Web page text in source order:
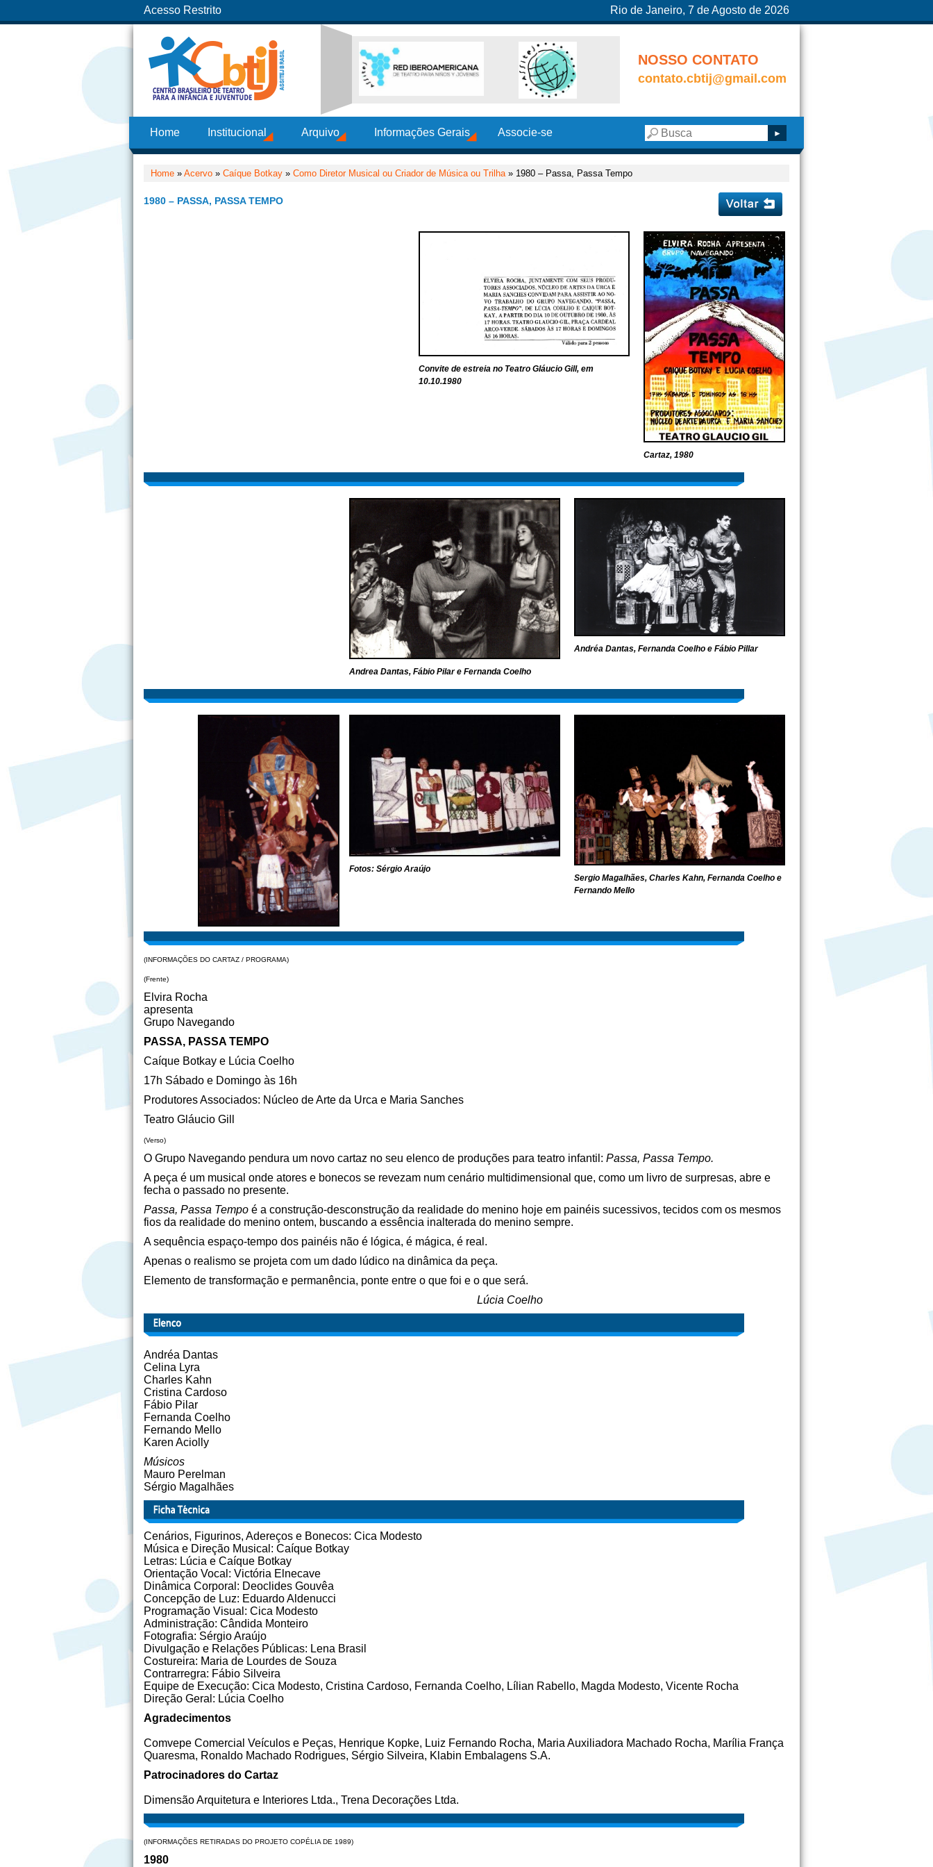
Acesso Restrito Rio de Janeiro, 7 de Agosto de 2026
NOSSO CONTATO
contato.cbtij@gmail.com
Home Institucional Arquivo Informações Gerais Associe-se
Home » Acervo » Caíque Botkay » Como Diretor Musical ou Criador de Música ou Trilha» 1980 – Passa, Passa Tempo
1980 – PASSA, PASSA TEMPO
Cartaz, 1980
Convite de estreia no Teatro Gláucio Gill, em
10.10.1980
Andréa Dantas, Fernanda Coelho e Fábio Pillar
Andrea Dantas, Fábio Pilar e Fernanda Coelho
Sergio Magalhães, Charles Kahn, Fernanda Coelho e
Fernando Mello
Fotos: Sérgio Araújo
(INFORMAÇÕES DO CARTAZ / PROGRAMA)
(Frente)
Elvira Rocha
apresenta
Grupo Navegando
PASSA, PASSA TEMPO
Caíque Botkay e Lúcia Coelho
17h Sábado e Domingo às 16h
Produtores Associados: Núcleo de Arte da Urca e Maria Sanches
Teatro Gláucio Gill
(Verso)
O Grupo Navegando pendura um novo cartaz no seu elenco de produções para teatro infantil: Passa, Passa Tempo.
A peça é um musical onde atores e bonecos se revezam num cenário multidimensional que, como um livro de surpresas, abre e
fecha o passado no presente.
Passa, Passa Tempo é a construção-desconstrução da realidade do menino hoje em painéis sucessivos, tecidos com os mesmos
fios da realidade do menino ontem, buscando a essência inalterada do menino sempre.
A sequência espaço-tempo dos painéis não é lógica, é mágica, é real.
Apenas o realismo se projeta com um dado lúdico na dinâmica da peça.
Elemento de transformação e permanência, ponte entre o que foi e o que será.
Lúcia Coelho
Andréa Dantas
Celina Lyra
Charles Kahn
Cristina Cardoso
Fábio Pilar
Fernanda Coelho
Fernando Mello
Karen Aciolly
Músicos
Mauro Perelman
Sérgio Magalhães
Cenários, Figurinos, Adereços e Bonecos: Cica Modesto
Música e Direção Musical: Caíque Botkay
Letras: Lúcia e Caíque Botkay
Orientação Vocal: Victória Elnecave
Dinâmica Corporal: Deoclides Gouvêa
Concepção de Luz: Eduardo Aldenucci
Programação Visual: Cica Modesto
Administração: Cândida Monteiro
Fotografia: Sérgio Araújo
Divulgação e Relações Públicas: Lena Brasil
Costureira: Maria de Lourdes de Souza
Contrarregra: Fábio Silveira
Equipe de Execução: Cica Modesto, Cristina Cardoso, Fernanda Coelho, Lílian Rabello, Magda Modesto, Vicente Rocha
Direção Geral: Lúcia Coelho
Agradecimentos
Comvepe Comercial Veículos e Peças, Henrique Kopke, Luiz Fernando Rocha, Maria Auxiliadora Machado Rocha, Marília França
Quaresma, Ronaldo Machado Rodrigues, Sérgio Silveira, Klabin Embalagens S.A.
Patrocinadores do Cartaz
Dimensão Arquitetura e Interiores Ltda., Trena Decorações Ltda.
(INFORMAÇÕES RETIRADAS DO PROJETO COPÉLIA DE 1989)
1980